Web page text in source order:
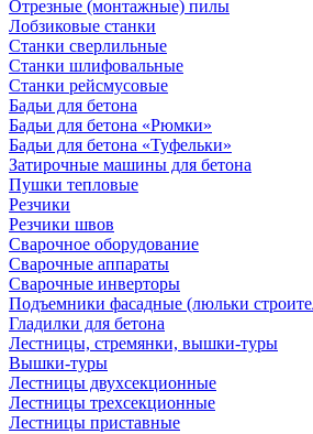
Отрезные (монтажные) пилы
Лобзиковые станки
Станки сверлильные
Станки шлифовальные
Станки рейсмусовые
Бадьи для бетона
Бадьи для бетона «Рюмки»
Бадьи для бетона «Туфельки»
Затирочные машины для бетона
Пушки тепловые
Резчики
Резчики швов
Сварочное оборудование
Сварочные аппараты
Сварочные инверторы
Подъемники фасадные (люльки
Гладилки для бетона
Лестницы, стремянки, вышки-туры
Вышки-туры
Лестницы двухсекционные
Лестницы трехсекционные
Лестницы приставные